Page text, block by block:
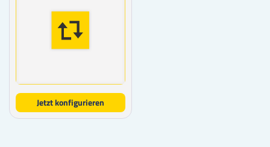
Jetzt konfigurieren